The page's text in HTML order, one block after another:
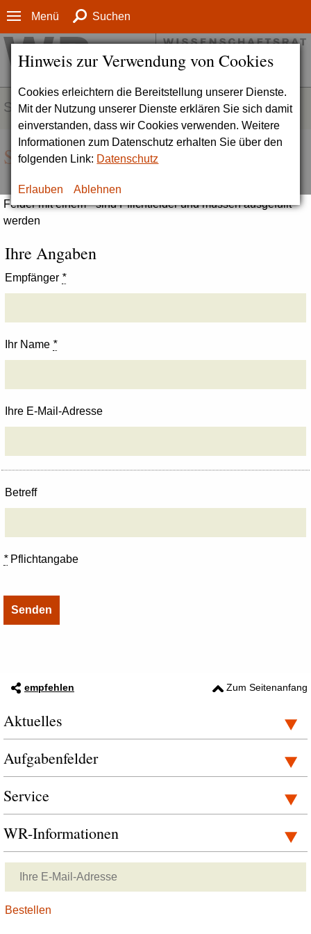
Hinweis zur Verwendung von Cookies
Cookies erleichtern die Bereitstellung unserer Dienste.
Mit der Nutzung unserer Dienste erklären Sie sich damit
einverstanden, dass wir Cookies verwenden. Weitere
Informationen zum Datenschutz erhalten Sie über den
folgenden Link: Datenschutz
Erlauben Ablehnen
Menü Suchen
SERVICE
Seite empfehlen
Felder mit einem * sind Pflichtfelder und müssen ausgefüllt
werden
Ihre Angaben
Empfänger *
Ihr Name *
Ihre E-Mail-Adresse
Betreff
*Pflichtangabe
empfehlen Zum Seitenanfang
Aktuelles
Aufgabenfelder
Service
WR-Informationen